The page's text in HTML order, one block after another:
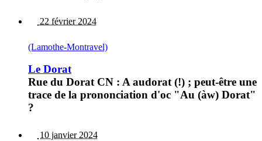
22 février 2024
(Lamothe-Montravel)
Le Dorat
Rue du Dorat CN : A audorat (!) ; peut-être une
trace de la prononciation d'oc "Au (àw) Dorat"
?
10 janvier 2024